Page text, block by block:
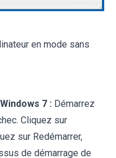
en mode sans
7 : Démarrez
Cliquez sur
sur Redémarrer,
de démarrage de